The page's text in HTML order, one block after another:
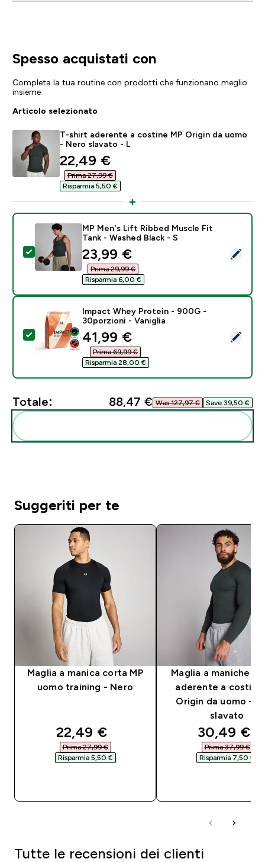
Spesso acquistati con
Completa la tua routine con prodotti che funzionano meglio
insieme
Articolo selezionato
T-shirt aderente a costine MP Origin da uomo
- Nero slavato - L
discounted price
22,49 €‎
Prima 27,99 €‎
Risparmia 5,50 €‎
Seleziona questo prodotto - MP Men's Lift Ribbed
MP Men's Lift Ribbed Muscle Fit
Tank - Washed Black - S
discounted price
23,99 €‎
Prima 29,99 €‎
Risparmia 6,00 €‎
Seleziona questo prodotto - Impact Whey Protein -
Impact Whey Protein - 900G -
30porzioni - Vaniglia
discounted price
41,99 €‎
Prima 69,99 €‎
Risparmia 28,00 €‎
Totale: 88,47 €‎ Was 127,97 €‎ Save 39,50 €‎
Suggeriti per te
Maglia a manica corta MP
uomo training - Nero
discounted price
22,49 €‎
Prima 27,99 €‎
Risparmia 5,50 €‎
Maglia a maniche
aderente a costine
Origin da uomo -
slavato
30,49 €‎
Prima 37,99 €‎
Risparmia 7,50 €‎
Tutte le recensioni dei clienti